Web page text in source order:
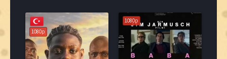
1080p
1080p